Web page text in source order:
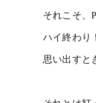
それこそ
ハイ終わり
思い出すと